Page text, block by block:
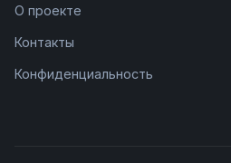
О проекте
Контакты
Конфиденциальность